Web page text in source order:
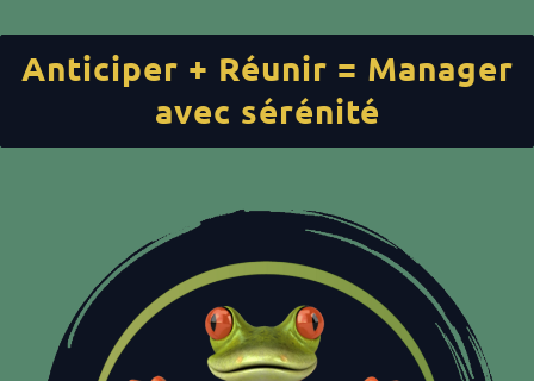
Anticiper + Réunir = Manager
avec sérénité